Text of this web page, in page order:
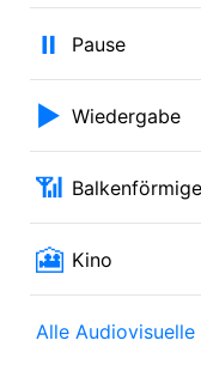
⏸️ Pause
▶️ Wiedergabe
📶
🎦 Kino
Alle